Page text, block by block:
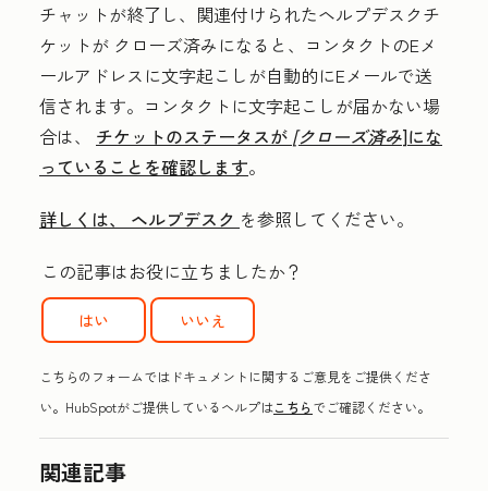
チャットが終了し、関連付けられたヘルプデスクチ
ケットが クローズ済みになると、コンタクトのEメ
ールアドレスに文字起こしが自動的にEメールで送
信されます。コンタクトに文字起こしが届かない場
合は、 チケットのステータスが [クローズ済み]にな
っていることを確認します。
詳しくは、 ヘルプデスク を参照してください。
この記事はお役に立ちましたか？
はい いいえ
こちらのフォームではドキュメントに関するご意見をご提供くださ
い。HubSpotがご提供しているヘルプはこちらでご確認ください。
関連記事